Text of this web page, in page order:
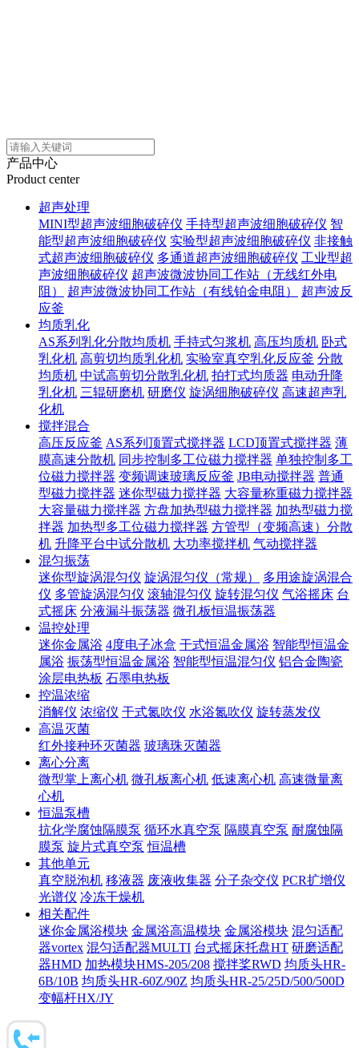
产品中心
Product center
超声处理
MINI型超声波细胞破碎仪 手持型超声波细胞破碎仪 智
能型超声波细胞破碎仪 实验型超声波细胞破碎仪 非接触
式超声波细胞破碎仪 多通道超声波细胞破碎仪 工业型超
声波细胞破碎仪 超声波微波协同工作站（无线红外电
阻）
超声波微波协同工作站（有线铂金电阻）
超声波反
应釜
均质乳化
AS系列乳化分散均质机 手持式匀浆机 高压均质机 卧式
乳化机 高剪切均质乳化机 实验室真空乳化反应釜 分散
均质机 中试高剪切分散乳化机 拍打式均质器 电动升降
乳化机 三辊研磨机 研磨仪 旋涡细胞破碎仪 高速超声乳
化机
搅拌混合
高压反应釜 AS系列顶置式搅拌器 LCD顶置式搅拌器 薄
膜高速分散机 同步控制多工位磁力搅拌器 单独控制多工
位磁力搅拌器 变频调速玻璃反应釜 JB电动搅拌器 普通
型磁力搅拌器 迷你型磁力搅拌器 大容量称重磁力搅拌器
大容量磁力搅拌器 方盘加热型磁力搅拌器 加热型磁力搅
拌器 加热型多工位磁力搅拌器 方管型（变频高速）分散
机 升降平台中试分散机 大功率搅拌机 气动搅拌器
混匀振荡
迷你型旋涡混匀仪 旋涡混匀仪（常规）
多用途旋涡混合
仪 多管旋涡混匀仪 滚轴混匀仪 旋转混匀仪 气浴摇床 台
式摇床 分液漏斗振荡器 微孔板恒温振荡器
温控处理
迷你金属浴 4度电子冰盒 干式恒温金属浴 智能型恒温金
属浴 振荡型恒温金属浴 智能型恒温混匀仪 铝合金陶瓷
涂层电热板 石墨电热板
控温浓缩
消解仪 浓缩仪 干式氮吹仪 水浴氮吹仪 旋转蒸发仪
高温灭菌
红外接种环灭菌器 玻璃珠灭菌器
离心分离
微型掌上离心机 微孔板离心机 低速离心机 高速微量离
心机
恒温泵槽
抗化学腐蚀隔膜泵 循环水真空泵 隔膜真空泵 耐腐蚀隔
膜泵 旋片式真空泵 恒温槽
其他单元
真空脱泡机 移液器 废液收集器 分子杂交仪 PCR扩增仪
光谱仪 冷冻干燥机
相关配件
迷你金属浴模块 金属浴高温模块 金属浴模块 混匀适配
器vortex 混匀适配器MULTI 台式摇床托盘HT 研磨适配
器HMD 加热模块HMS-205/208 搅拌桨RWD 均质头HR-
6B/10B 均质头HR-60Z/90Z 均质头HR-25/25D/500/500D
变幅杆HX/JY